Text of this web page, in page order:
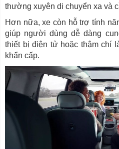
thường xuyên di chuyển xa và
Hơn nữa, xe còn hỗ trợ tính
giúp người dùng dễ dàng
thiết bị điện tử hoặc thậm chí
khẩn cấp.